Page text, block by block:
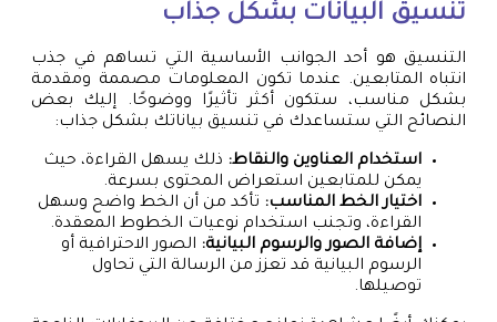
تنسيق البيانات بشكل جذاب
التنسيق هو أحد الجوانب الأساسية التي تساهم في جذب
انتباه المتابعين. عندما تكون المعلومات مصممة ومقدمة
بشكل مناسب، ستكون أكثر تأثيرًا ووضوحًا. إليك بعض
النصائح التي ستساعدك في تنسيق بياناتك بشكل جذاب:
استخدام العناوين والنقاط: ذلك يسهل القراءة، حيث
يمكن للمتابعين استعراض المحتوى بسرعة.
اختيار الخط المناسب: تأكد من أن الخط واضح وسهل
القراءة، وتجنب استخدام نوعيات الخطوط المعقدة.
إضافة الصور والرسوم البيانية: الصور الاحترافية أو
الرسوم البيانية قد تعزز من الرسالة التي تحاول
توصيلها.